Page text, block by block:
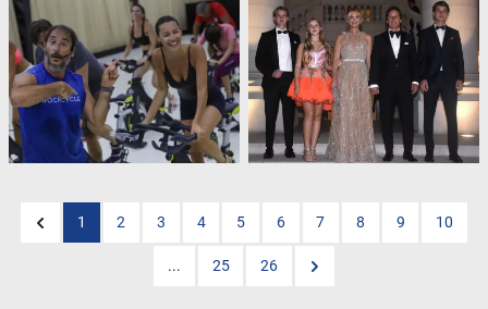
1 2 3 4 5 6 7 8 9 10
... 25 26